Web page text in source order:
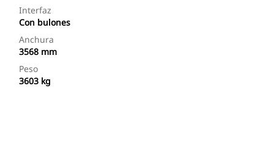
Interfaz
Con bulones
Anchura
3568 mm
Peso
3603 kg